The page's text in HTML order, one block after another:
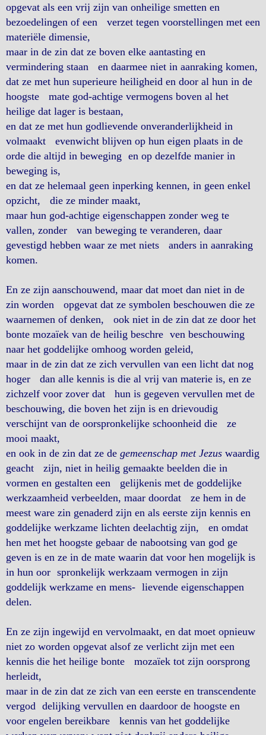
opgevat als een vrij zijn van onheilige smetten en
bezoedelingen of een verzet tegen voorstellingen met een
materiële dimensie,
maar in de zin dat ze boven elke aantasting en
vermindering staan en daarmee niet in aanraking komen,
dat ze met hun superieure heiligheid en door al hun in de
hoogste mate god-achtige vermogens boven al het
heilige dat lager is bestaan,
en dat ze met hun godlievende onveranderlijkheid in
volmaakt evenwicht blijven op hun eigen plaats in de
orde die altijd in beweging en op dezelfde manier in
beweging is,
en dat ze helemaal geen inperking kennen, in geen enkel
opzicht, die ze minder maakt,
maar hun god-achtige eigenschappen zonder weg te
vallen, zonder van beweging te veranderen, daar
gevestigd hebben waar ze met niets anders in aanraking
komen.
En ze zijn aanschouwend, maar dat moet dan niet in de
zin worden opgevat dat ze symbolen beschouwen die ze
waarnemen of denken, ook niet in de zin dat ze door het
bonte mozaïek van de heilig beschre ven beschouwing
naar het goddelijke omhoog worden geleid,
maar in de zin dat ze zich vervullen van een licht dat nog
hoger dan alle kennis is die al vrij van materie is, en ze
zichzelf voor zover dat hun is gegeven vervullen met de
beschouwing, die boven het zijn is en drievoudig
verschijnt van de oorspronkelijke schoonheid die ze
mooi maakt,
en ook in de zin dat ze de gemeenschap met Jezus waardig
geacht zijn, niet in heilig gemaakte beelden die in
vormen en gestalten een gelijkenis met de goddelijke
werkzaamheid verbeelden, maar doordat ze hem in de
meest ware zin genaderd zijn en als eerste zijn kennis en
goddelijke werkzame lichten deelachtig zijn, en omdat
hen met het hoogste gebaar de nabootsing van god ge
geven is en ze in de mate waarin dat voor hen mogelijk is
in hun oor spronkelijk werkzaam vermogen in zijn
goddelijk werkzame en mens- lievende eigenschappen
delen.
En ze zijn ingewijd en vervolmaakt, en dat moet opnieuw
niet zo worden opgevat alsof ze verlicht zijn met een
kennis die het heilige bonte mozaïek tot zijn oorsprong
herleidt,
maar in de zin dat ze zich van een eerste en transcendente
vergod delijking vervullen en daardoor de hoogste en
voor engelen bereikbare kennis van het goddelijke